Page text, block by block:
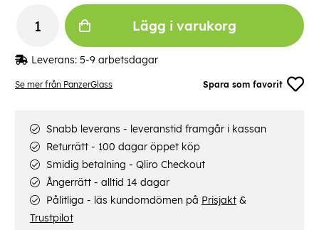
Se mer från PanzerGlass Spara som favorit
Lägg i varukorg
Leverans: 5-9 arbetsdagar
Snabb leverans - leveranstid framgår i kassan
Returrätt - 100 dagar öppet köp
Smidig betalning - Qliro Checkout
Ångerrätt - alltid 14 dagar
Pålitliga - läs kundomdömen på Prisjakt &
Trustpilot